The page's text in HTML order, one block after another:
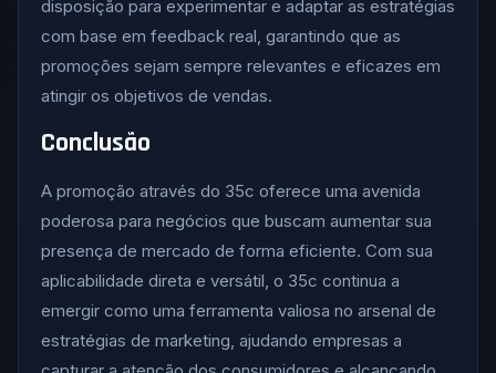
disposição para experimentar e adaptar as estratégias
com base em feedback real, garantindo que as
promoções sejam sempre relevantes e eficazes em
atingir os objetivos de vendas.
Conclusão
A promoção através do 35c oferece uma avenida
poderosa para negócios que buscam aumentar sua
presença de mercado de forma eficiente. Com sua
aplicabilidade direta e versátil, o 35c continua a
emergir como uma ferramenta valiosa no arsenal de
estratégias de marketing, ajudando empresas a